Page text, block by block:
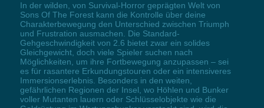
In der wilden, von Survival-Horror geprägten Welt von
Sons Of The Forest kann die Kontrolle über deine
Charakterbewegung den Unterschied zwischen Triumph
und Frustration ausmachen. Die Standard-
Gehgeschwindigkeit von 2.6 bietet zwar ein solides
Gleichgewicht, doch viele Spieler suchen nach
Möglichkeiten, um ihre Fortbewegung anzupassen – sei
es für rasantere Erkundungstouren oder ein intensiveres
Immersionserlebnis. Besonders in den weiten,
gefährlichen Regionen der Insel, wo Höhlen und Bunker
voller Mutanten lauern oder Schlüsselobjekte wie die